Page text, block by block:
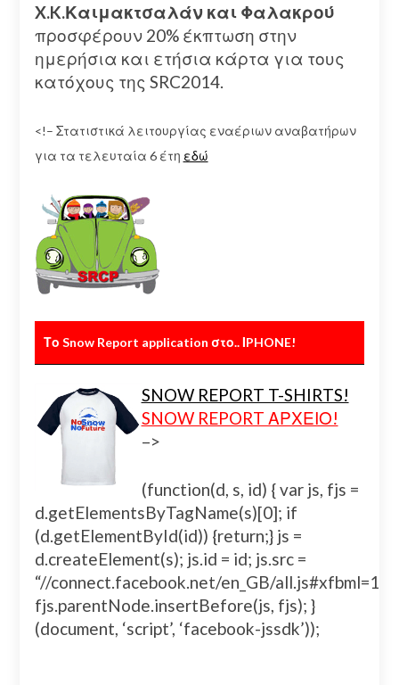
X.K.Καιμακτσαλάν και Φαλακρού
προσφέρουν 20% έκπτωση στην
ημερήσια και ετήσια κάρτα για τους
κατόχους της SRC2014.
<!– Στατιστικά λειτουργίας εναέριων αναβατήρων
για τα τελευταία 6 έτη εδώ
Το Snow Report application στο.. ΙPHONE!
SNOW REPORT T-SHIRTS!
SNOW REPORT ΑΡΧΕΙΟ!
–>
(function(d, s, id) { var js, fjs =
d.getElementsByTagName(s)[0]; if
(d.getElementById(id)) {return;} js =
d.createElement(s); js.id = id; js.src =
“//connect.facebook.net/en_GB/
fjs.parentNode.insertBefore(js, fjs); }
(document, ‘script’, ‘facebook-jssdk’));